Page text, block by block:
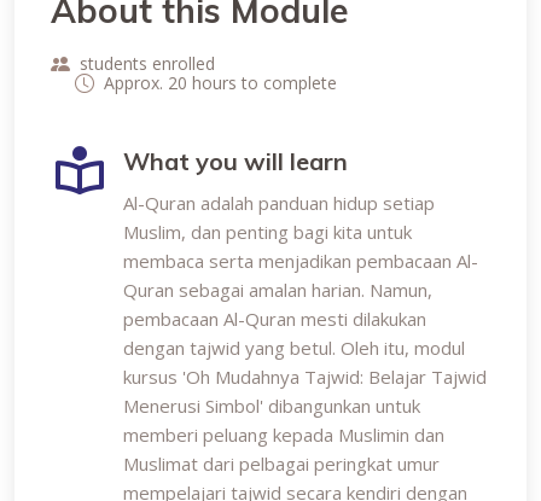
About this Module
students enrolled
Approx. 20 hours to complete
What you will learn
Al-Quran adalah panduan hidup setiap
Muslim, dan penting bagi kita untuk
membaca serta menjadikan pembacaan Al-
Quran sebagai amalan harian. Namun,
pembacaan Al-Quran mesti dilakukan
dengan tajwid yang betul. Oleh itu, modul
kursus 'Oh Mudahnya Tajwid: Belajar Tajwid
Menerusi Simbol' dibangunkan untuk
memberi peluang kepada Muslimin dan
Muslimat dari pelbagai peringkat umur
mempelajari tajwid secara kendiri dengan